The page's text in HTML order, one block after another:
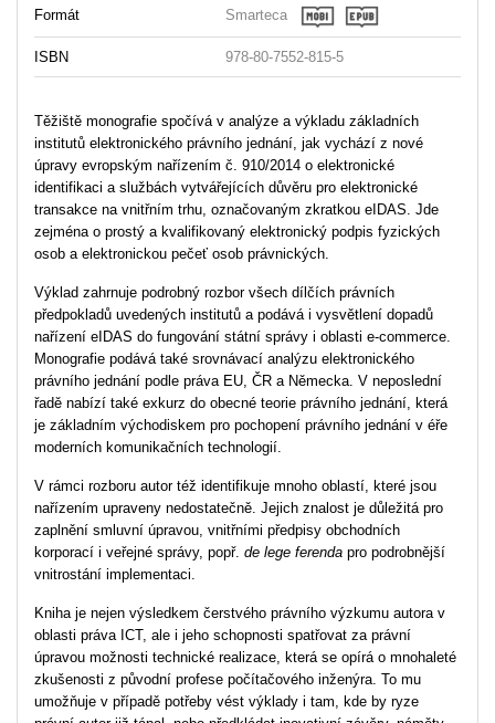
Formát Smarteca
ISBN 978-80-7552-815-5
Těžiště monografie spočívá v analýze a výkladu základních
institutů elektronického právního jednání, jak vychází z nové
úpravy evropským nařízením č. 910/2014 o elektronické
identifikaci a službách vytvářejících důvěru pro elektronické
transakce na vnitřním trhu, označovaným zkratkou eIDAS. Jde
zejména o prostý a kvalifikovaný elektronický podpis fyzických
osob a elektronickou pečeť osob právnických.
Výklad zahrnuje podrobný rozbor všech dílčích právních
předpokladů uvedených institutů a podává i vysvětlení dopadů
nařízení eIDAS do fungování státní správy i oblasti e-commerce.
Monografie podává také srovnávací analýzu elektronického
právního jednání podle práva EU, ČR a Německa. V neposlední
řadě nabízí také exkurz do obecné teorie právního jednání, která
je základním východiskem pro pochopení právního jednání v éře
moderních komunikačních technologií.
V rámci rozboru autor též identifikuje mnoho oblastí, které jsou
nařízením upraveny nedostatečně. Jejich znalost je důležitá pro
zaplnění smluvní úpravou, vnitřními předpisy obchodních
korporací i veřejné správy, popř. de lege ferenda pro podrobnější
vnitrostání implementaci.
Kniha je nejen výsledkem čerstvého právního výzkumu autora v
oblasti práva ICT, ale i jeho schopnosti spatřovat za právní
úpravou možnosti technické realizace, která se opírá o mnohaleté
zkušenosti z původní profese počítačového inženýra. To mu
umožňuje v případě potřeby vést výklady i tam, kde by ryze